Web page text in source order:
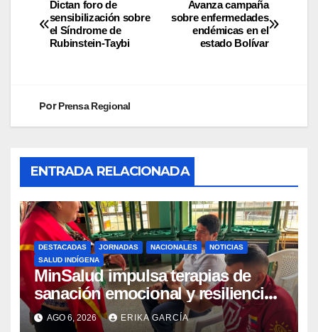
Avanza campaña
sobre enfermedades
endémicas en el
estado Bolívar
Dictan foro de
sensibilización sobre
el Síndrome de
Rubinstein-Taybi
PorPrensa Regional
ENTRADA RELACIONADA
DESTACADAS JORNADAS NACIONALES
NOTICIAS
SALUD INDÍGENA
MinSalud impulsa terapias de
sanación emocional y resiliencia
post-sismo junto a comunidades
AGO 6, 2026 ERIKA GARCÍA